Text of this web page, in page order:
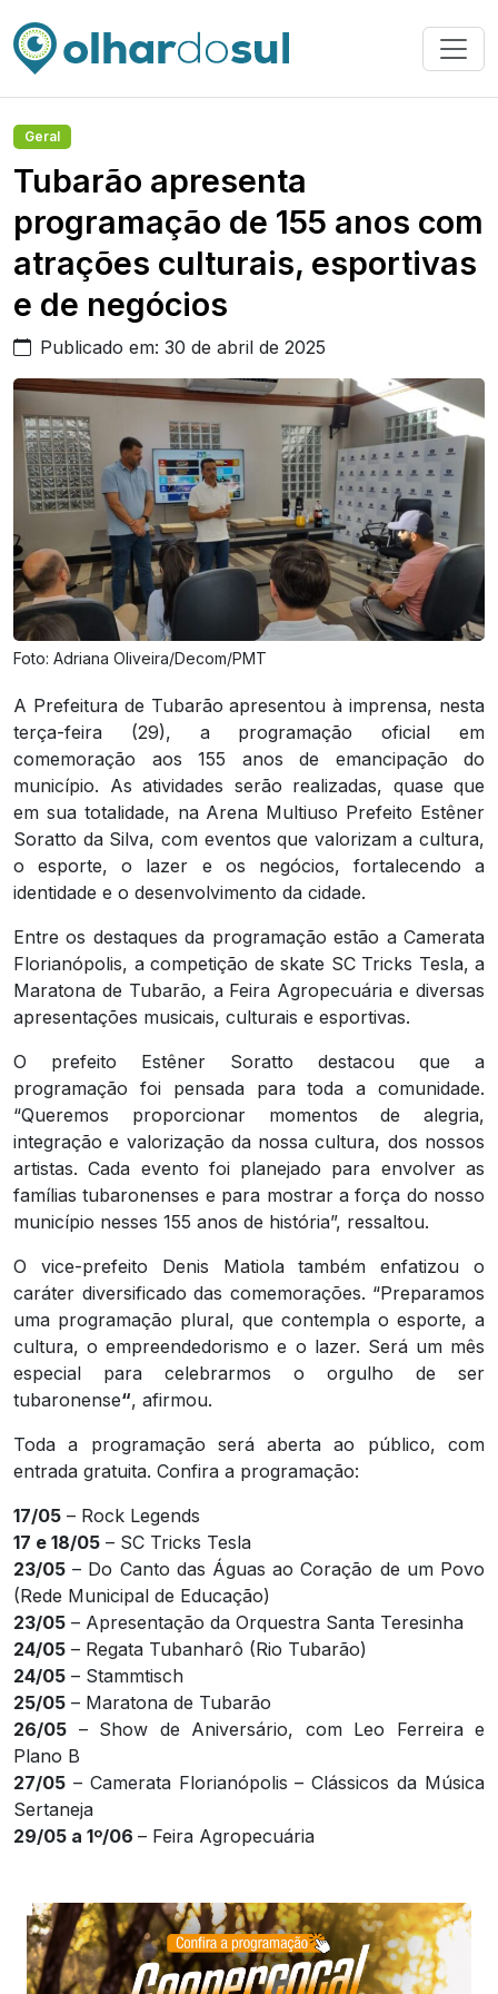
Geral
Tubarão apresenta
programação de 155 anos com
atrações culturais, esportivas
e de negócios
Publicado em: 30 de abril de 2025
Foto: Adriana Oliveira/Decom/PMT
A Prefeitura de Tubarão apresentou à imprensa, nesta
terça-feira (29), a programação oficial em
comemoração aos 155 anos de emancipação do
município. As atividades serão realizadas, quase que
em sua totalidade, na Arena Multiuso Prefeito Estêner
Soratto da Silva, com eventos que valorizam a cultura,
o esporte, o lazer e os negócios, fortalecendo a
identidade e o desenvolvimento da cidade.
Entre os destaques da programação estão a Camerata
Florianópolis, a competição de skate SC Tricks Tesla, a
Maratona de Tubarão, a Feira Agropecuária e diversas
apresentações musicais, culturais e esportivas.
O prefeito Estêner Soratto destacou que a
programação foi pensada para toda a comunidade.
“Queremos proporcionar momentos de alegria,
integração e valorização da nossa cultura, dos nossos
artistas. Cada evento foi planejado para envolver as
famílias tubaronenses e para mostrar a força do nosso
município nesses 155 anos de história”, ressaltou.
O vice-prefeito Denis Matiola também enfatizou o
caráter diversificado das comemorações. “Preparamos
uma programação plural, que contempla o esporte, a
cultura, o empreendedorismo e o lazer. Será um mês
especial para celebrarmos o orgulho de ser
tubaronense“, afirmou.
Toda a programação será aberta ao público, com
entrada gratuita. Confira a programação:
17/05 – Rock Legends
17 e 18/05 – SC Tricks Tesla
23/05 – Do Canto das Águas ao Coração de um Povo
(Rede Municipal de Educação)
23/05 – Apresentação da Orquestra Santa Teresinha
24/05 – Regata Tubanharô (Rio Tubarão)
24/05 – Stammtisch
25/05 – Maratona de Tubarão
26/05 – Show de Aniversário, com Leo Ferreira e
Plano B
27/05 – Camerata Florianópolis – Clássicos da Música
Sertaneja
29/05 a 1º/06 – Feira Agropecuária